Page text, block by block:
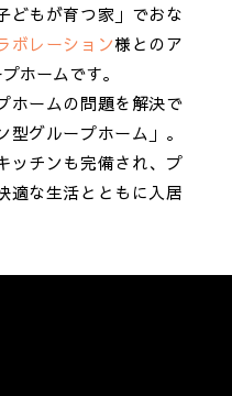
どもが育つ家」でおな
ボレーション様とのア
ホームです。
ホームの問題を解決で
グループホーム」。
ッチンも完備され、プ
適な生活とともに入居